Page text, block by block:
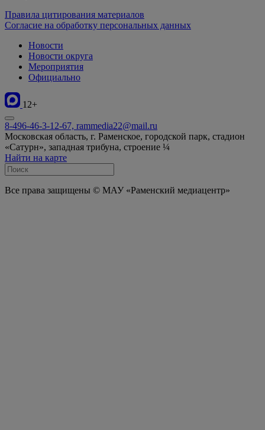
Правила цитирования материалов
Согласие на обработку персональных данных
Новости
Новости округа
Мероприятия
Официально
12+
8-496-46-3-12-67, rammedia22@mail.ru
Московская область, г. Раменское, городской парк, стадион
«Сатурн», западная трибуна, строение ¼
Найти на карте
Все права защищены © МАУ «Раменский медиацентр»